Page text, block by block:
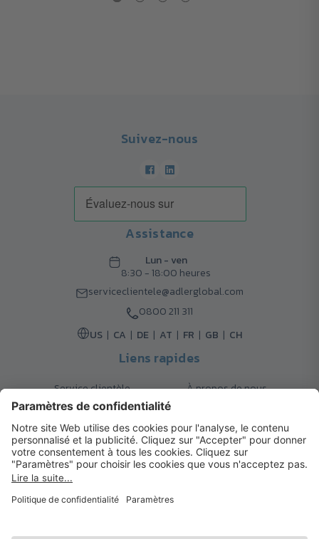
Suivez-nous
Assistance
Lun - ven
8:30 - 18:00 heures
serviceclientele@adlerglobal.com
0800 211 311
US
CA DE AT FR GB CH
Liens rapides
Service clientèle
À propos de nous
Retours
Contact
FAQ
Garanties
Mode de paiement
Magazine
Mentions légales
© 2026 Cadeaux d’Affaires ADLER